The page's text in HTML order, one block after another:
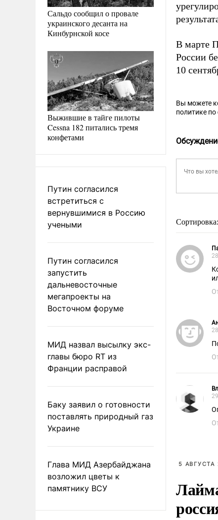
Сальдо сообщил о провале
украинского десанта на
Кинбурнской косе
Выжившие в тайге пилоты
Cessna 182 питались тремя
конфетами
Путин согласился
встретиться с
вернувшимися в Россию
учеными
Путин согласился
запустить
дальневосточные
мегапроекты на
Восточном форуме
МИД назвал высылку экс-
главы бюро RT из
Франции расправой
Баку заявил о готовности
поставлять природный газ
Украине
Глава МИД Азербайджана
возложил цветы к
памятнику ВСУ
В марте
России
10
Вы можете
политике
Сортировка:
5 АВГУСТА